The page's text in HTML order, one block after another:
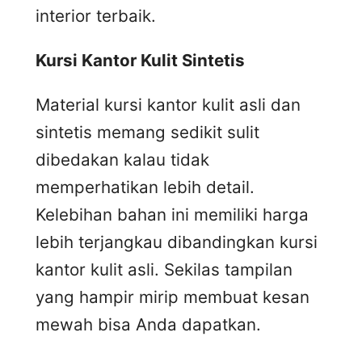
interior terbaik.
Kursi Kantor Kulit Sintetis
Material kursi kantor kulit asli dan
sintetis memang sedikit sulit
dibedakan kalau tidak
memperhatikan lebih detail.
Kelebihan bahan ini memiliki harga
lebih terjangkau dibandingkan kursi
kantor kulit asli. Sekilas tampilan
yang hampir mirip membuat kesan
mewah bisa Anda dapatkan.